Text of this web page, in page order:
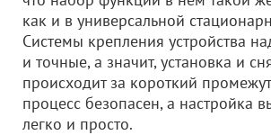
как и в универсальной
Системы крепления устройства
и точные, а значит, установка и
происходит за короткий
процесс безопасен, а настройка
легко и просто.